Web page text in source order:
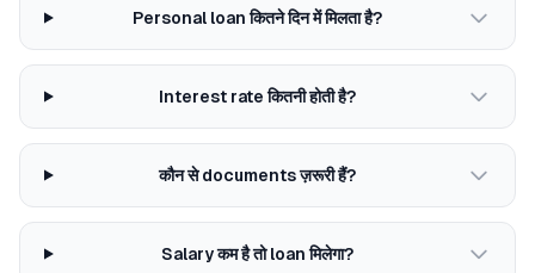
Personal loan कितने दिन में मिलता है?
Interest rate कितनी होती है?
कौन से documents ज़रूरी हैं?
Salary कम है तो loan मिलेगा?